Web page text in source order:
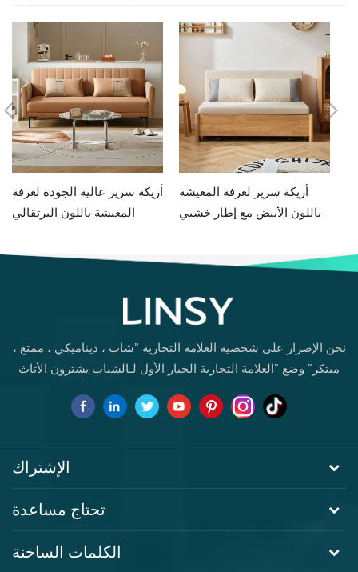
أريكة سرير عالية الجودة لغرفة
المعيشة باللون البرتقالي
أريكة سرير لغرفة المعيشة
باللون الأبيض مع إطار خشبي
نحن الإصرار على شخصية العلامة التجارية "شاب ، ديناميكي ، ممتع ،
مبتكر" وضع "العلامة التجارية الخيار الأول لـالشباب يشترون الأثاث
الإشتراك
تحتاج مساعدة
الكلمات الساخنة